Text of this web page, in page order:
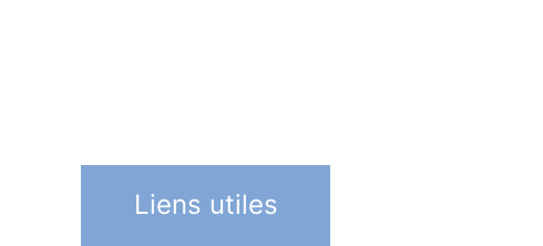
Liens utiles